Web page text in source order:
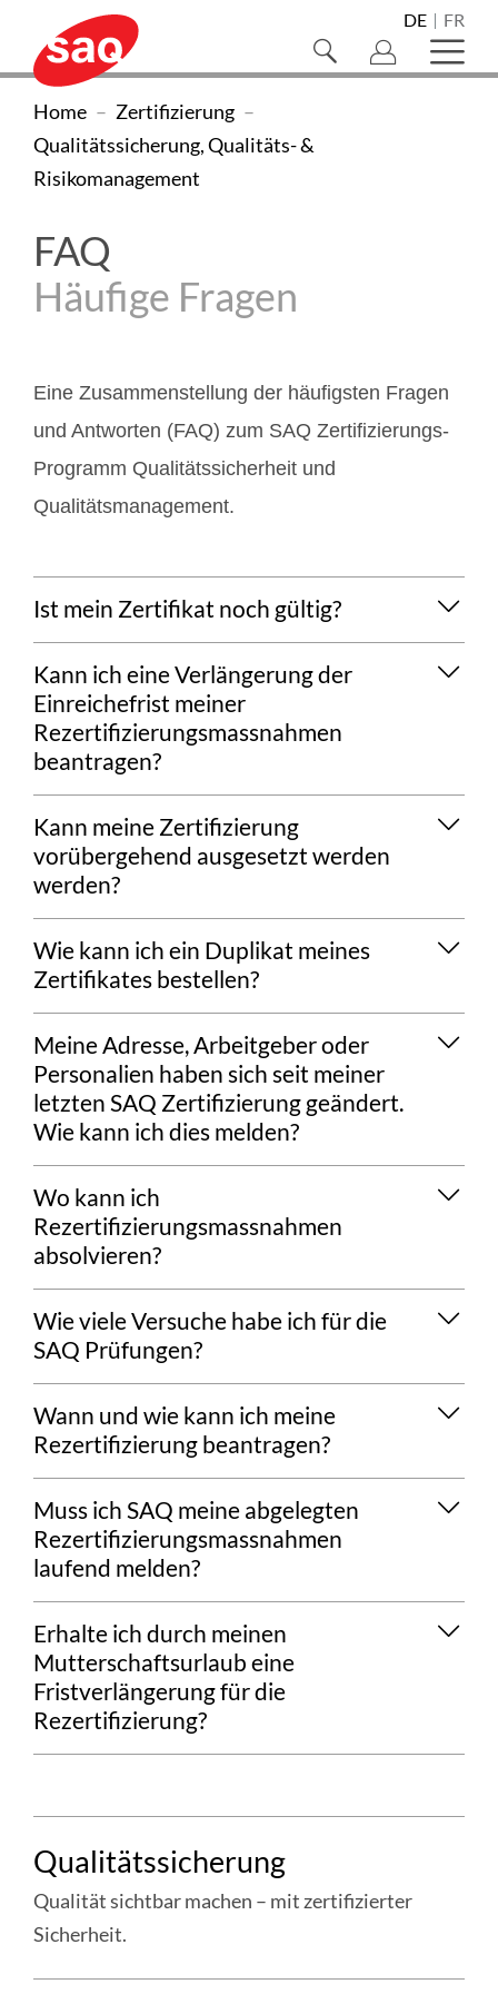
Navigieren
auf
SAQ
Swiss
Association
for
Quality
Hauptnavigation
zum
Inhalt
Suche
Sprachwahl
Kontaktseite
Newsletter-
Registration
zum
Footer
SAQ
Swiss
Association
Quality
(zur
Homepage)
DE FR
Suche
Sie
sind
hier:
Home
Zertifizierung
Qualitätssicherung, Qualitäts- &
Risikomanagement
FAQ
Häufige Fragen
Eine Zusammenstellung der häufigsten Fragen
und Antworten (FAQ) zum SAQ Zertifizierungs-
Programm Qualitätssicherheit und
Qualitätsmanagement.
Ist mein Zertifikat noch gültig?
Details
anzeigen/ausblenden
Kann ich eine Verlängerung der
Einreichefrist meiner
Rezertifizierungsmassnahmen
beantragen?
Details
anzeigen/ausblenden
Kann meine Zertifizierung
vorübergehend ausgesetzt werden
werden?
Details
anzeigen/ausblenden
Wie kann ich ein Duplikat meines
Zertifikates bestellen?
Details
anzeigen/ausblenden
Meine Adresse, Arbeitgeber oder
Personalien haben sich seit meiner
letzten SAQ Zertifizierung geändert.
Wie kann ich dies melden?
Details
anzeigen/ausblenden
Wo kann ich
Rezertifizierungsmassnahmen
absolvieren?
Details
anzeigen/ausblenden
Wie viele Versuche habe ich für die
SAQ Prüfungen?
Details
anzeigen/ausblenden
Wann und wie kann ich meine
Rezertifizierung beantragen?
Details
anzeigen/ausblenden
Muss ich SAQ meine abgelegten
Rezertifizierungsmassnahmen
laufend melden?
Details
anzeigen/ausblenden
Erhalte ich durch meinen
Mutterschaftsurlaub eine
Fristverlängerung für die
Rezertifizierung?
Details
INFORMATIONEN
IM
RESSORT
Qualitätssicherung
Qualität sichtbar machen – mit zertifizierter
Sicherheit.